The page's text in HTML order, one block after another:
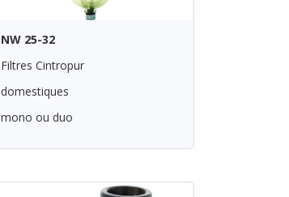
NW 25-32
Filtres Cintropur
domestiques
mono ou duo